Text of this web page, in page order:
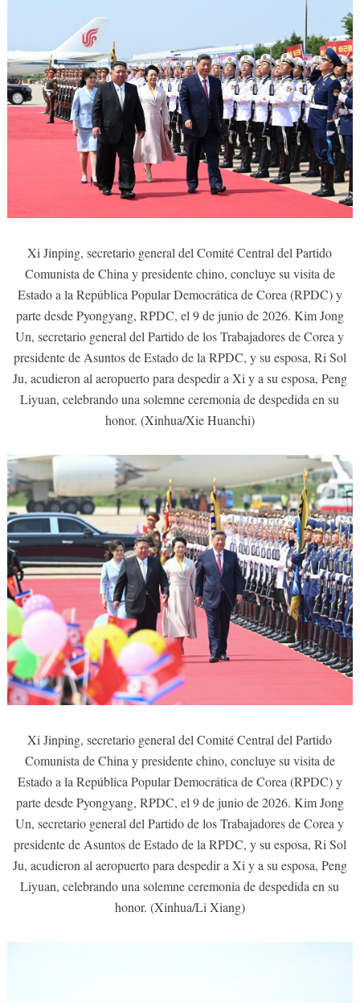
Xi Jinping, secretario general del Comité Central del Partido
Comunista de China y presidente chino, concluye su visita de
Estado a la República Popular Democrática de Corea (RPDC) y
parte desde Pyongyang, RPDC, el 9 de junio de 2026. Kim Jong
Un, secretario general del Partido de los Trabajadores de Corea y
presidente de Asuntos de Estado de la RPDC, y su esposa, Ri Sol
Ju, acudieron al aeropuerto para despedir a Xi y a su esposa, Peng
Liyuan, celebrando una solemne ceremonia de despedida en su
honor. (Xinhua/Xie Huanchi)
Xi Jinping, secretario general del Comité Central del Partido
Comunista de China y presidente chino, concluye su visita de
Estado a la República Popular Democrática de Corea (RPDC) y
parte desde Pyongyang, RPDC, el 9 de junio de 2026. Kim Jong
Un, secretario general del Partido de los Trabajadores de Corea y
presidente de Asuntos de Estado de la RPDC, y su esposa, Ri Sol
Ju, acudieron al aeropuerto para despedir a Xi y a su esposa, Peng
Liyuan, celebrando una solemne ceremonia de despedida en su
honor. (Xinhua/Li Xiang)